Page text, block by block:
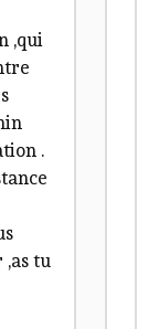
,qui
.
tu